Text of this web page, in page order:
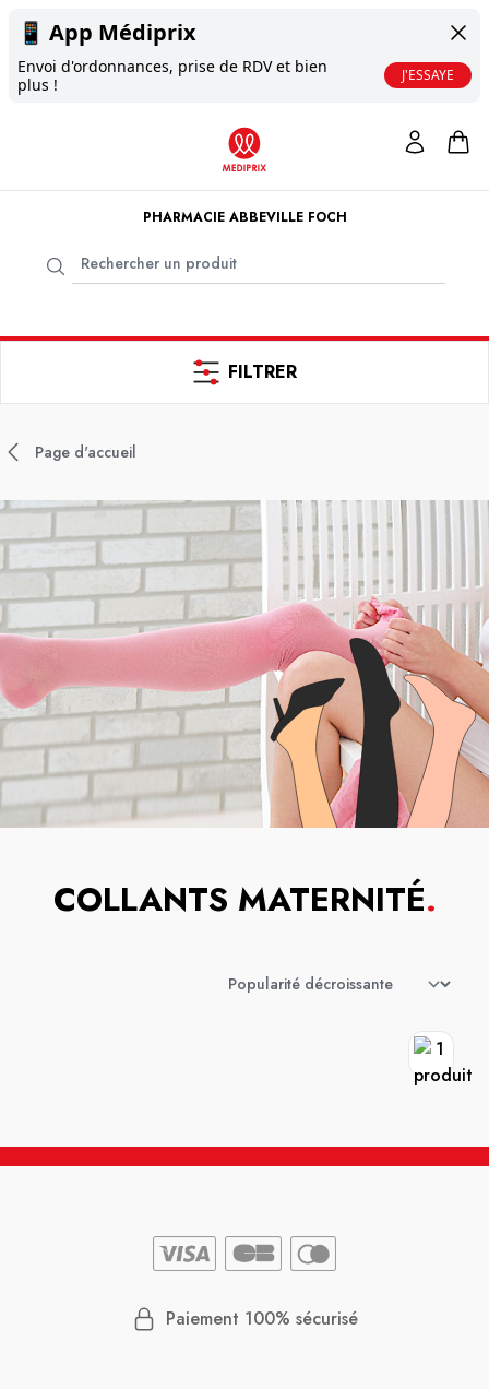
📱 App Médiprix
Envoi d'ordonnances, prise de RDV et bien
plus !
J'ESSAYE
PHARMACIE ABBEVILLE FOCH
FILTRER
Page d'accueil
COLLANTS MATERNITÉ.
Paiement 100% sécurisé